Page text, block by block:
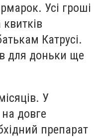
Усі гроші
Катрусі.
для доньки ще
У
довге
препарат